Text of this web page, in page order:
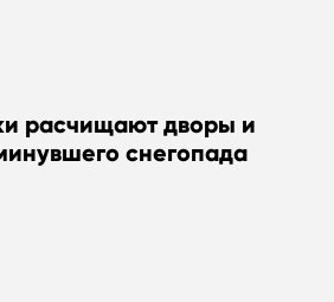
расчищают дворы и
снегопада